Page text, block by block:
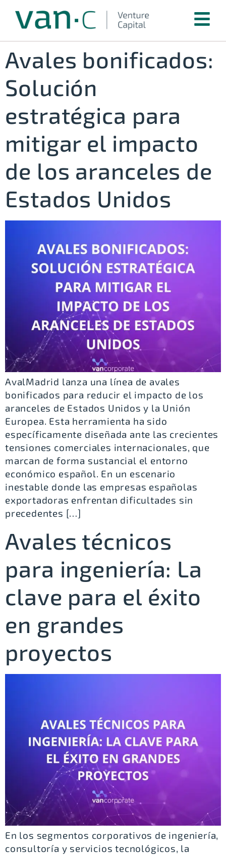
Avales bonificados:
Solución
estratégica para
mitigar el impacto
de los aranceles de
Estados Unidos
AvalMadrid lanza una línea de avales
bonificados para reducir el impacto de los
aranceles de Estados Unidos y la Unión
Europea. Esta herramienta ha sido
específicamente diseñada ante las crecientes
tensiones comerciales internacionales, que
marcan de forma sustancial el entorno
económico español. En un escenario
inestable donde las empresas españolas
exportadoras enfrentan dificultades sin
precedentes […]
Avales técnicos
para ingeniería: La
clave para el éxito
en grandes
proyectos
En los segmentos corporativos de ingeniería,
consultoría y servicios tecnológicos, la